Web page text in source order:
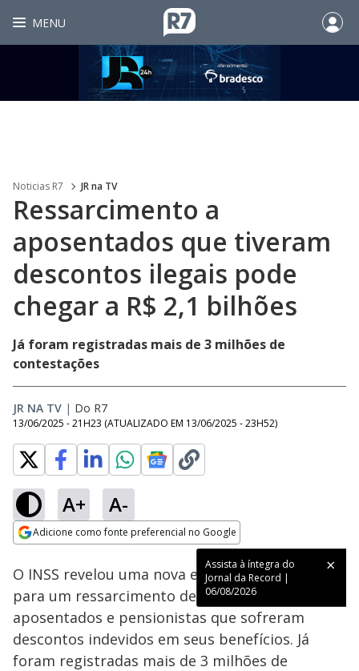
MENU
Noticias R7 JR na TV
Ressarcimento a
aposentados que tiveram
descontos ilegais pode
chegar a R$ 2,1 bilhões
Já foram registradas mais de 3 milhões de
contestações
JR NA TV | Do R7
13/06/2025 - 21H23 (ATUALIZADO EM 13/06/2025 - 23H52)
A+ A-
Adicione como fonte preferencial no Google
Assista à íntegra do
Jornal da Record |
06/08/2026
Ativar
Loaded
64.97%
O INSS revelou uma nova estimativa que aponta
para um ressarcimento de até R$ 2,1 bilhões a
aposentados e pensionistas que sofreram
descontos indevidos em seus benefícios. Já
foram registradas mais de 3 milhões de